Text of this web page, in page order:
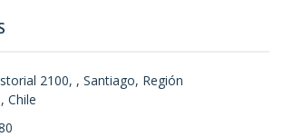
2100, , Santiago, Región
Chile